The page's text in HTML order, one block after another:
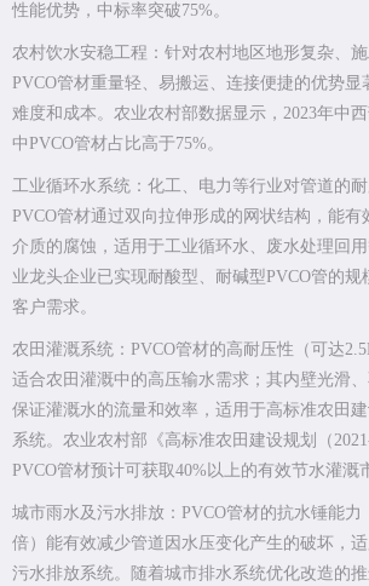
性能优势，中标率突破75%。
农村饮水安稳工程：针对农村地区地形复杂、施
PVCO管材重量轻、易搬运、连接便捷的优势显
难度和成本。农业农村部数据显示，2023年中
中PVCO管材占比高于75%。
工业循环水系统：化工、电力等行业对管道的耐
PVCO管材通过双向拉伸形成的网状结构，能有
介质的腐蚀，适用于工业循环水、废水处理回
业龙头企业已实现耐酸型、耐碱型PVCO管的规
客户需求。
农田灌溉系统：PVCO管材的高耐压性（可达
适合农田灌溉中的高压输水需求；其内壁光滑
保证灌溉水的流量和效率，适用于高标准农田
系统。农业农村部《高标准农田建设规划（
PVCO管材预计可获取40%以上的有效节水灌溉
城市雨水及污水排放：PVCO管材的抗水锤能力
倍）能有效减少管道因水压变化产生的破坏，适
污水排放系统。随着城市排水系统优化改造的